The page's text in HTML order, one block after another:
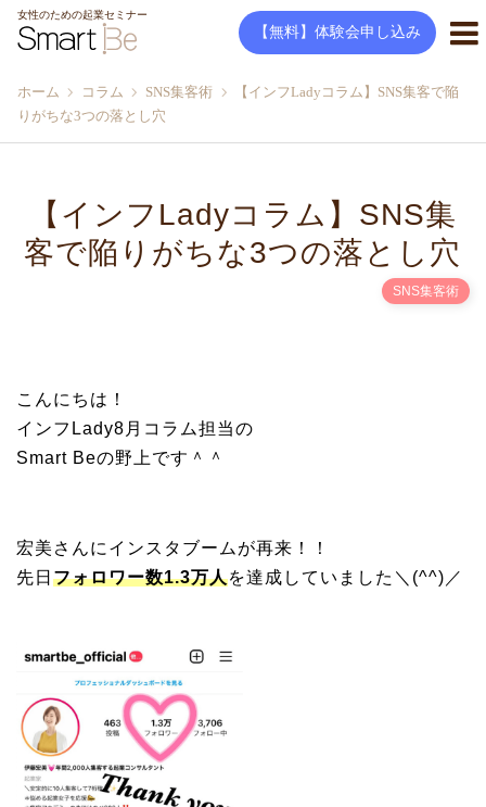
女性のための起業セミナー
【無料】体験会申し込み
ホーム コラム SNS集客術
【インフLadyコラム】SNS集客で陥
りがちな3つの落とし穴
【インフLadyコラム】SNS集
客で陥りがちな3つの落とし穴
SNS集客術
こんにちは！
インフLady8月コラム担当の
Smart Beの野上です＾＾
宏美さんにインスタブームが再来！！
先日 フォロワー数1.3万人を達成していました＼(^^)／